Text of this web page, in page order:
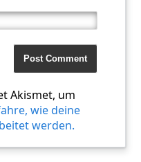
Akismet, um
wie deine
werden.